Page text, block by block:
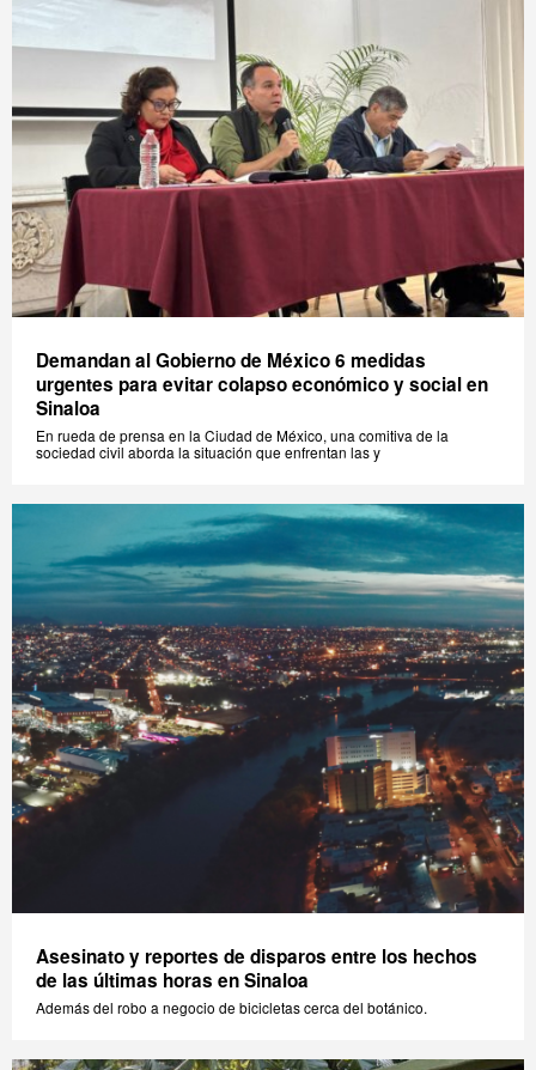
Demandan al Gobierno de México 6 medidas
urgentes para evitar colapso económico y social en
Sinaloa
En rueda de prensa en la Ciudad de México, una comitiva de la
sociedad civil aborda la situación que enfrentan las y
Asesinato y reportes de disparos entre los hechos
de las últimas horas en Sinaloa
Además del robo a negocio de bicicletas cerca del botánico.